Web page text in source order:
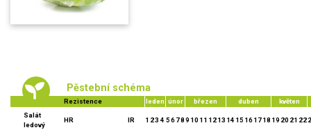
Pěstební schéma
Rezistence leden únor březen duben
květen
Salát
ledový
HR IR 1 23 4 56789 10 11 1213 14 15 161718 19 20 21 22